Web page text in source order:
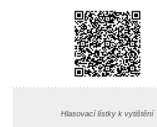
Hlasovací lístky k vytištění